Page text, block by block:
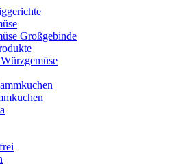
Großgebinde